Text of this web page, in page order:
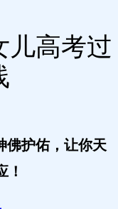
儿高考过
佛护佑，让你天
！